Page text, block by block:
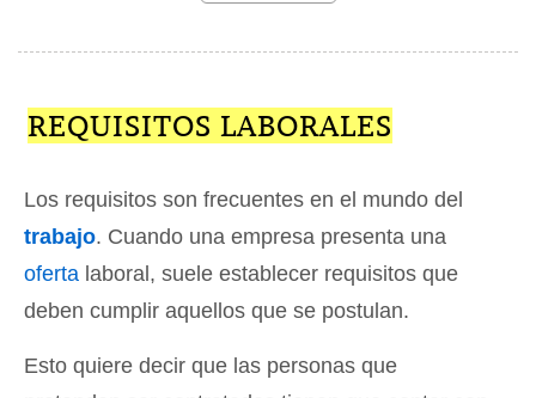
REQUISITOS LABORALES
Los requisitos son frecuentes en el mundo del
trabajo. Cuando una empresa presenta una
oferta laboral, suele establecer requisitos que
deben cumplir aquellos que se postulan.
Esto quiere decir que las personas que